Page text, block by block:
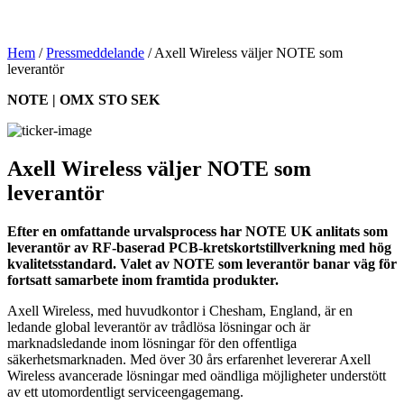
Hem /Pressmeddelande /Axell Wireless väljer NOTE som
leverantör
NOTE | OMX STO SEK
Axell Wireless väljer NOTE som
leverantör
Efter en omfattande urvalsprocess har NOTE UK anlitats som
leverantör av RF-baserad PCB-kretskortstillverkning med hög
kvalitetsstandard. Valet av NOTE som leverantör banar väg för
fortsatt samarbete inom framtida produkter.
Axell Wireless, med huvudkontor i Chesham, England, är en
ledande global leverantör av trådlösa lösningar och är
marknadsledande inom lösningar för den offentliga
säkerhetsmarknaden. Med över 30 års erfarenhet levererar Axell
Wireless avancerade lösningar med oändliga möjligheter understött
av ett utomordentligt serviceengagemang.